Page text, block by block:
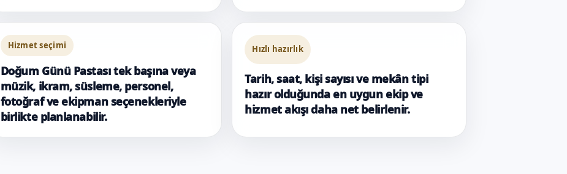
Hizmet seçimi
Doğum Günü Pastası tek başına veya
müzik, ikram, süsleme, personel,
fotoğraf ve ekipman seçenekleriyle
birlikte planlanabilir.
Hızlı hazırlık
Tarih, saat, kişi sayısı ve mekân tipi
hazır olduğunda en uygun ekip ve
hizmet akışı daha net belirlenir.